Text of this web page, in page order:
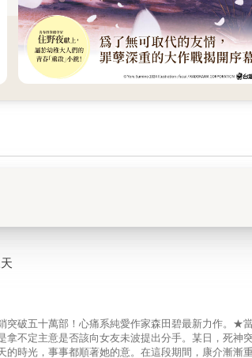
突破五十萬部！心痛系純愛作家森田碧最新力作。★
拿不定主意是否該向女友未波提出分手。某日，死
的時光，事事都順著她的意。在這段期間，康介漸